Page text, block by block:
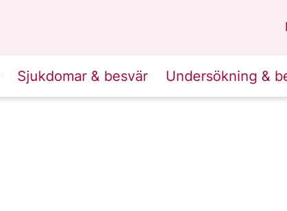
Sjukdomar & besvär Undersökning &